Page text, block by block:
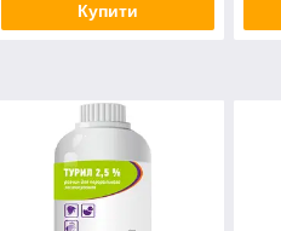
Купити